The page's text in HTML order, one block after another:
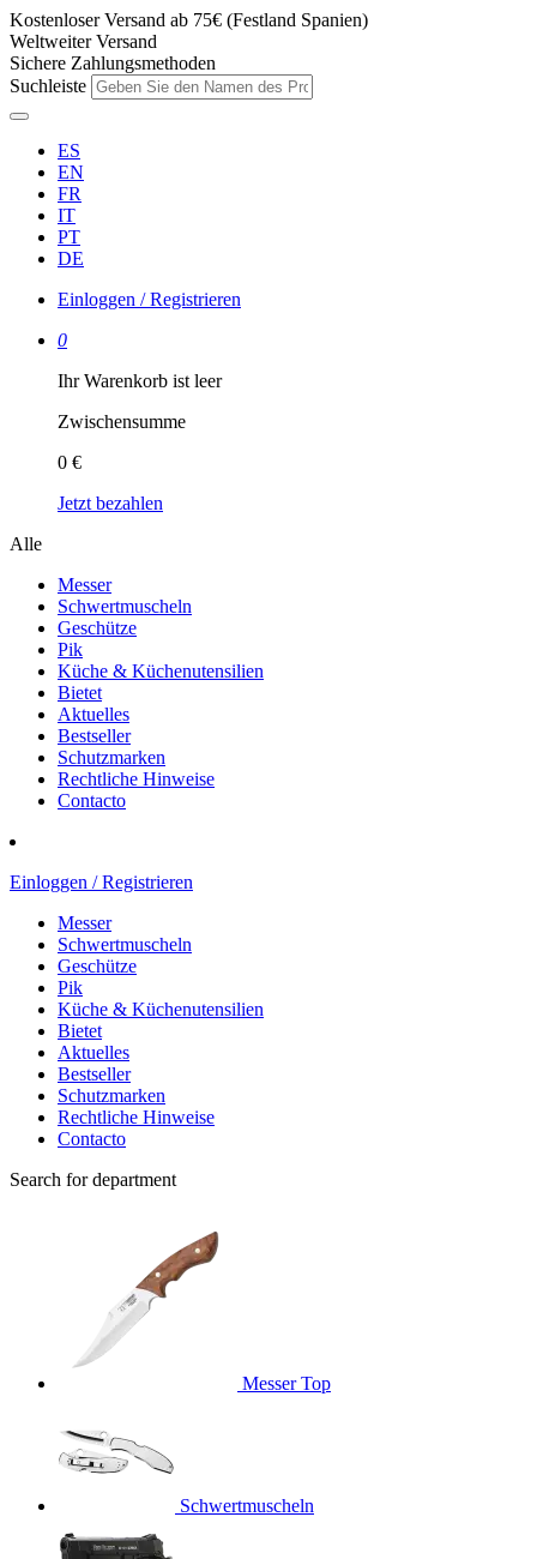
Kostenloser Versand ab 75€ (Festland Spanien)
Weltweiter Versand
Sichere Zahlungsmethoden
Suchleiste
ES
EN
FR
IT
PT
DE
Einloggen / Registrieren
0
Ihr Warenkorb ist leer
Zwischensumme
0 €
Jetzt bezahlen
Alle
Messer
Schwertmuscheln
Geschütze
Pik
Küche & Küchenutensilien
Bietet
Aktuelles
Bestseller
Schutzmarken
Rechtliche Hinweise
Contacto
Einloggen / Registrieren
Messer
Schwertmuscheln
Geschütze
Pik
Küche & Küchenutensilien
Bietet
Aktuelles
Bestseller
Schutzmarken
Rechtliche Hinweise
Contacto
Search for department
MesserTop
Schwertmuscheln